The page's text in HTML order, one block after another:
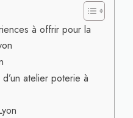
à offrir pour la
atelier poterie à